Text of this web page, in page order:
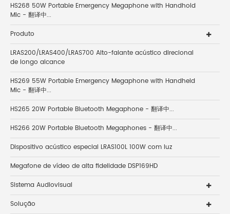
HS268 50W Portable Emergency Megaphone with Handhold
Mic - 翻译中...
Produto
LRAS200/LRAS400/LRAS700 Alto-falante acústico direcional
de longo alcance
HS269 55W Portable Emergency Megaphone with Handheld
Mic - 翻译中...
HS265 20W Portable Bluetooth Megaphone - 翻译中...
HS266 20W Portable Bluetooth Megaphones - 翻译中...
Dispositivo acústico especial LRAS100L 100W com luz
Megafone de vídeo de alta fidelidade DSP169HD
Sistema Audiovisual
Solução